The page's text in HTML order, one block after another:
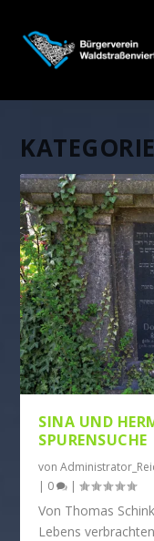
SINA UND
SPURENSUCHE
von
| 0 |
Von Thomas
Lebens